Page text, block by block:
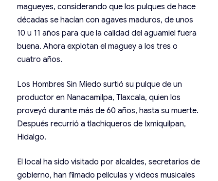
magueyes, considerando que los pulques de hace
décadas se hacían con agaves maduros, de unos
10 u 11 años para que la calidad del aguamiel fuera
buena. Ahora explotan el maguey a los tres o
cuatro años.
Los Hombres Sin Miedo surtió su pulque de un
productor en Nanacamilpa, Tlaxcala, quien los
proveyó durante más de 60 años, hasta su muerte.
Después recurrió a tlachiqueros de Ixmiquilpan,
Hidalgo.
El local ha sido visitado por alcaldes, secretarios de
gobierno, han filmado películas y videos musicales